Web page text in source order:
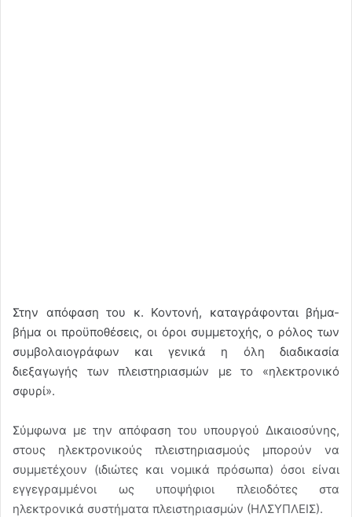
Στην απόφαση του κ. Κοντονή, καταγράφονται βήμα-
βήμα οι προϋποθέσεις, οι όροι συμμετοχής, ο ρόλος των
συμβολαιογράφων και γενικά η όλη διαδικασία
διεξαγωγής των πλειστηριασμών με το «ηλεκτρονικό
σφυρί».
Σύμφωνα με την απόφαση του υπουργού Δικαιοσύνης,
στους ηλεκτρονικούς πλειστηριασμούς μπορούν να
συμμετέχουν (ιδιώτες και νομικά πρόσωπα) όσοι είναι
εγγεγραμμένοι ως υποψήφιοι πλειοδότες στα
ηλεκτρονικά συστήματα πλειστηριασμών (ΗΛΣΥΠΛΕΙΣ).